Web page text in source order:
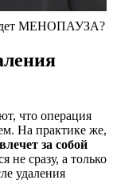
МЕНОПАУЗА?
что операция
На практике же,
за собой
не сразу, а только
удаления